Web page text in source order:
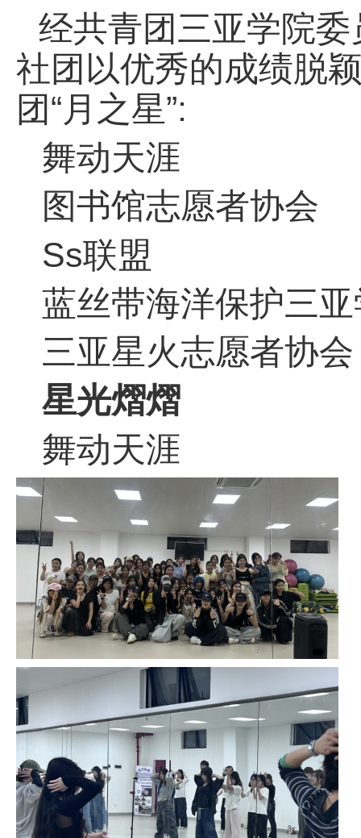
经共青团三亚学院
社团以优秀的成绩脱
团“月之星”:
舞动天涯
图书馆志愿者协会
Ss联盟
蓝丝带海洋保护三
三亚星火志愿者协会
星光熠熠
舞动天涯